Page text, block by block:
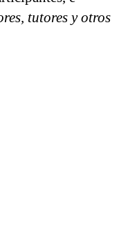
tutores y otros